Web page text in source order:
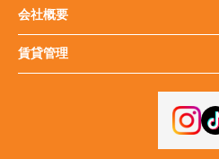
会社概要
賃貸管理